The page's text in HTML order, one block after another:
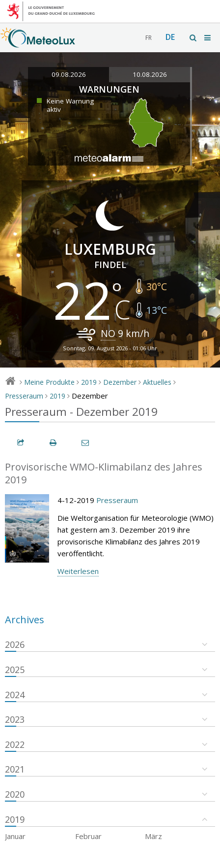
FR DE
09.08.2026 10.08.2026
WARNUNGEN
Keine Warnung
aktiv
LUXEMBURG
FINDEL
22 30°C
13°C
NO9 km/h
Sonntag, 09. August 2026 - 01:06 Uhr
> Meine Produkte > 2019 > Dezember > Aktuelles >
Presseraum > 2019 > Dezember
Presseraum - Dezember 2019
Provisorische WMO-Klimabilanz des Jahres
2019
4-12-2019 Presseraum
Die Weltorganisation für Meteorologie (WMO)
hat gestern am 3. Dezember 2019 ihre
provisorische Klimabilanz des Jahres 2019
veröffentlicht.
Weiterlesen
Archives
2026
2025
2024
2023
2022
2021
2020
2019
Januar Februar
März